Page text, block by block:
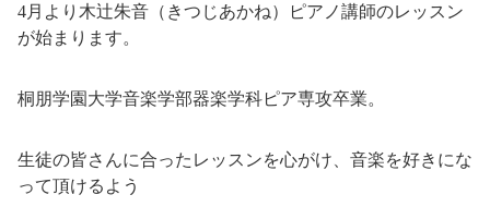
4月より木辻朱音（きつじあかね）ピアノ講師のレッスン
が始まります。
桐朋学園大学音楽学部器楽学科ピア専攻卒業。
生徒の皆さんに合ったレッスンを心がけ、音楽を好きにな
って頂けるよう